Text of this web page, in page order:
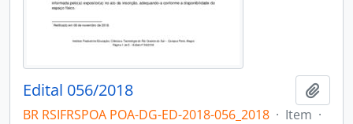
Edital 056/2018
BR RSIFRSPOA POA-DG-ED-2018-056_2018 · Item ·